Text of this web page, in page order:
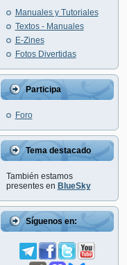
Manuales y Tutoriales
Textos - Manuales
E-Zines
Fotos Divertidas
Participa
Foro
Tema destacado
También estamos
presentes en BlueSky
Síguenos en: